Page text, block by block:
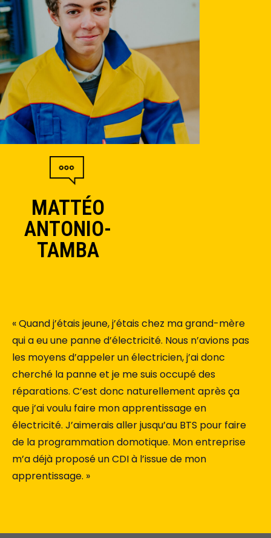
MATTÉO
ANTONIO-
TAMBA
« Quand j’étais jeune, j’étais chez ma grand-mère
qui a eu une panne d’électricité. Nous n’avions pas
les moyens d’appeler un électricien, j’ai donc
cherché la panne et je me suis occupé des
réparations. C’est donc naturellement après ça
que j’ai voulu faire mon apprentissage en
électricité. J’aimerais aller jusqu’au BTS pour faire
de la programmation domotique. Mon entreprise
m’a déjà proposé un CDI à l’issue de mon
apprentissage. »